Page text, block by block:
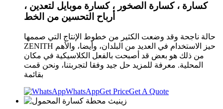
كسارة ، كسارة الصخور ، كسارة موبايل لتعدين ،
أرباح التحسين من الخط
حالة ناجحة وقد وضعت الكثير من خطوط الإنتاج التي صممها
ZENITH حيز الاستخدام في العديد من البلدان، وأيضا، والأهم
من ذلك هو بعض قد أصبحت بالفعل الكلاسيكية في مكان
المحلية. معرفة للمزيد حل جيد وفقا لتجربتنا، ونحن قمت
بقائمة
WhatsAppGet PriceGet A Quote